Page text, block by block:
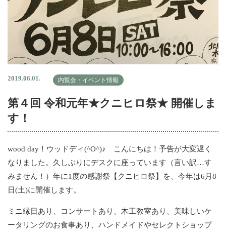
2019.06.01. 内覧会・イベント情報
第４回 令和元年★クニヒロ祭★ 開催しま
す！
wood day！ウッドディ(^O^)♪ こんにちは！予告が大変遅く
なりました。久しぶりにデスクに座っています（言い訳…す
みません！）年に1度の感謝祭【クニヒロ祭】を、今年は6月8
日(土)に開催します。
ミニ縁日あり、コンサートあり、木工教室あり、美味しいケ
ータリングのお食事あり、ハンドメイドやセレクトショップ